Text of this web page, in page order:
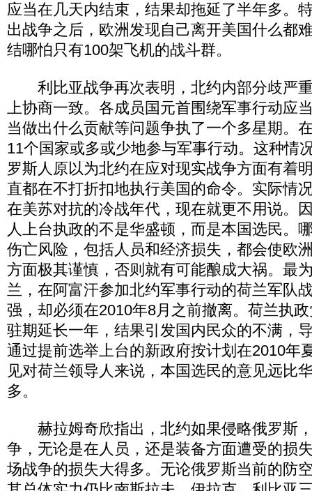
应当在几天内结束，结果却拖延了半年多。
出战争之后，欧洲发现自己离开美国什么都
结哪怕只有100架飞机的战斗群。
利比亚战争再次表明，北约内部分歧严
上协商一致。各成员国元首围绕军事行动应
当做出什么贡献等问题争执了一个多星期。
11个国家或多或少地参与军事行动。这种情
罗斯人原以为北约在应对现实战争方面有着
直都在不打折扣地执行美国的命令。实际情
在美苏对抗的冷战年代，现在就更不用说。
人上台执政的不是华盛顿，而是本国选民。
伤亡风险，包括人员和经济损失，都会使欧
方面极其谨慎，否则就有可能酿成大祸。最
兰，在阿富汗参加北约军事行动的荷兰军队
强，却必须在2010年8月之前撤离。荷兰执
驻期延长一年，结果引发国内民众的不满，
通过提前选举上台的新政府按计划在2010年
见对荷兰领导人来说，本国选民的意见远比
多。
赫拉姆奇欣指出，北约如果侵略俄罗斯
争，无论是在人员，还是装备方面遭受的损
场战争的损失大得多。无论俄罗斯当前的防